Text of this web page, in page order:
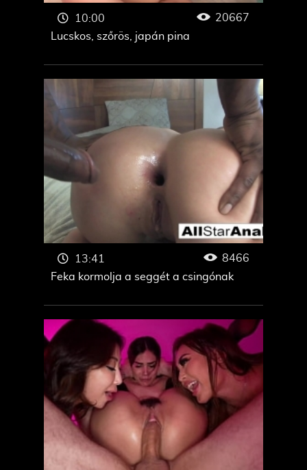
Lucskos, szőrös, japán pina
10:00 20667
Feka kormolja a seggét a csingónak
13:41 8466